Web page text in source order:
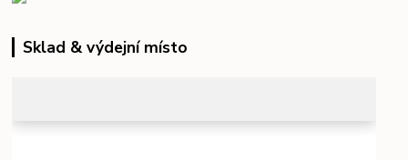
Sklad & výdejní místo